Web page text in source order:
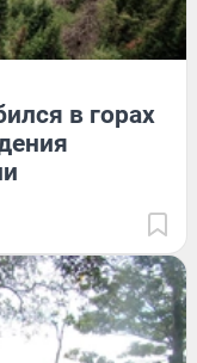
в горах